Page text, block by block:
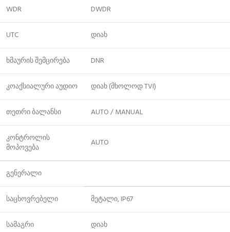
WDR DWDR
UTC დიახ
ხმაურის შემცირება DNR
კოაქსიალური აუდიო დიახ (მხოლოდ TVI)
თეთრი ბალანსი AUTO / MANUAL
კონტროლის
მოპოვება
AUTO
გენერალი
საცხოვრებელი მეტალი, IP67
სამაგრი დიახ